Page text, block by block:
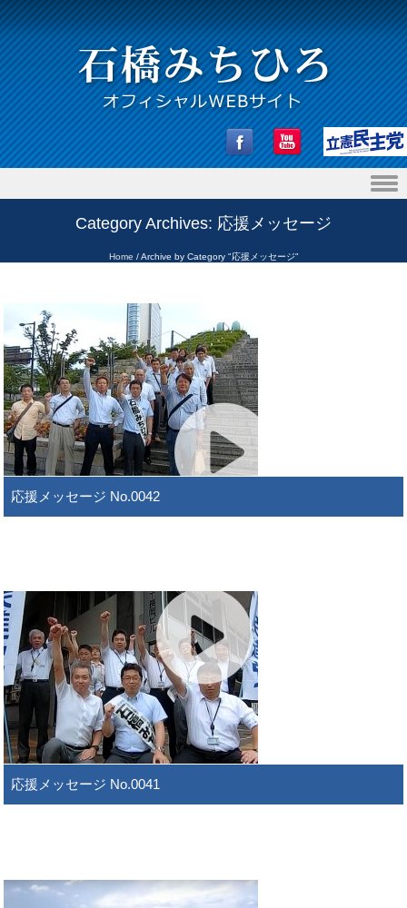
Category Archives: 応援メッセージ
Home /Archive by Category "応援メッセージ"
応援メッセージ No.0042
応援メッセージ No.0041